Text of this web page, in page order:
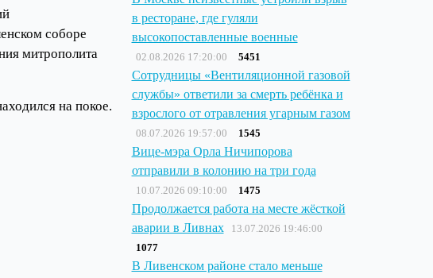
соборе
митрополита
на покое.
в ресторане, где гуляли
высокопоставленные военные
02.08.2026 17:20:00 5451
Сотрудницы «Вентиляционной газовой
службы» ответили за смерть ребёнка и
взрослого от отравления угарным газом
08.07.2026 19:57:00 1545
Вице-мэра Орла Ничипорова
отправили в колонию на три года
10.07.2026 09:10:00 1475
Продолжается работа на месте жёсткой
аварии в Ливнах
13.07.2026 19:46:00
1077
В Ливенском районе стало меньше